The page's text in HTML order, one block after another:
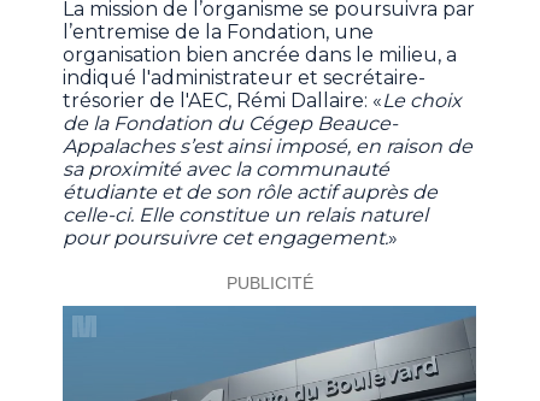
La mission de l’organisme se poursuivra par
l’entremise de la Fondation, une
organisation bien ancrée dans le milieu, a
indiqué l'administrateur et secrétaire-
trésorier de l'AEC, Rémi Dallaire: «Le choix
de la Fondation du Cégep Beauce-
Appalaches s’est ainsi imposé, en raison de
sa proximité avec la communauté
étudiante et de son rôle actif auprès de
celle-ci. Elle constitue un relais naturel
pour poursuivre cet engagement.»